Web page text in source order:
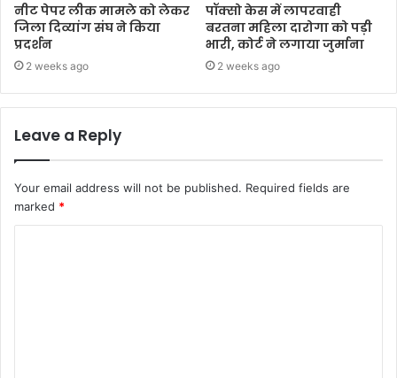
नीट पेपर लीक मामले को लेकर
जिला दिव्यांग संघ ने किया
प्रदर्शन
2 weeks ago
पॉक्सो केस में लापरवाही
बरतना महिला दारोगा को पड़ी
भारी, कोर्ट ने लगाया जुर्माना
2 weeks ago
Leave a Reply
Your email address will not be published. Required fields are
marked *